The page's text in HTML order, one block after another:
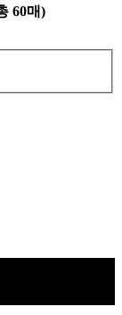
60매)